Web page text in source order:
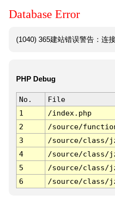
Database Error
(1040) 365建站错误警告：连
PHP Debug
No. File
1
/index.php
2
/source/
3
/source/class/
4
/source/class/
5
/source/class/
6
/source/class/